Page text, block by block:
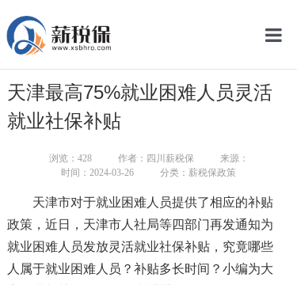
网
天津最高75%就业困难人员灵活
就业社保补贴
浏览： 428 作者：四川薪税保
来源：
时间：2024-03-26
分类：薪税保政策
天津市对于就业困难人员提供了相应的补贴
政策，近日，天津市人社局等四部门再发通知为
就业困难人员发放灵活就业社保补贴，究竟哪些
人属于就业困难人员？补贴多长时间？小编为大